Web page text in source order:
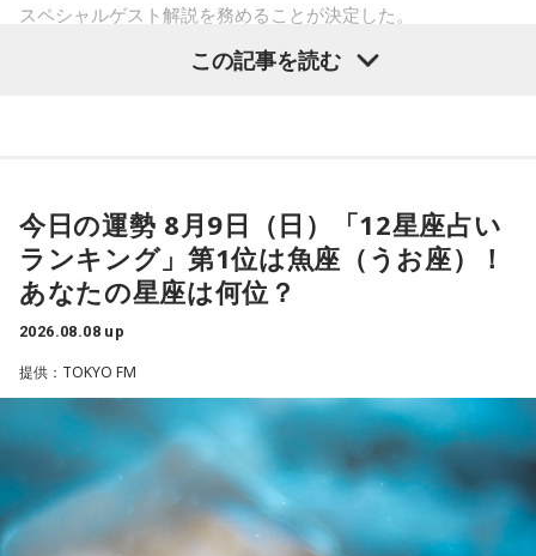
2．身分証……本性は「したたかな悪魔」
身分証は「あなた自身の存在」を暗示しています。あなたは
窮地に立たされると、何よりまず自分を守り抜く、利己的な
乾電池は「内に秘めたエネルギー」を暗示しています。あな
たは追い詰められると、理屈より先に、その時の衝動でとっ
さに動く本能タイプ。ある意味では、いちばん人間らしいか
もしれません。勢いが吉と出ることも多いですが、一呼吸置
いて考える癖もつけてみて。
4．懐中電灯……本性は「冷静な神様!?」
懐中電灯は「今後の見通し」を暗示しています。あなたは極
限の場面でもパニックにならず、状況を一歩引いて見極める
冷静沈着なタイプ。感情に飲まれず、俯瞰して考えられるタ
イプです。ただ、いつも冷静すぎると近寄りがたく見られる
こともあるので、時には素直になってみましょう。
スペシャルゲスト解説を務めることが決定した。
シーズン、ヤクルトの監督を務め、前年最下位からの日本
一、球団初のリーグ連覇を成し遂げた。
選手としても指揮官としてもヤクルトが誇る球界のレジェン
ドといえる髙津が8月15日（土）に神宮球場で行われる「ヤ
クルト×DeNA」に『ニッポン放送ショウアップナイター』の
スペシャルゲスト解説として登場する。現役時代は『ニッポ
ン放送ショウアップナイター』の事前情報番組でレギュラー
出演コーナーを持つなど、ニッポン放送リスナーにはお馴染
みの髙津だが、『ニッポン放送ショウアップナイター』で解
この記事を読む
今日の運勢 8月9日（日）「12星座占い
ランキング」第1位は魚座（うお座）！
あなたの星座は何位？
2026.08.08 up
提供：TOKYO FM